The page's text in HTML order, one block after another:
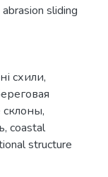
sliding
схили,
,
, coastal
structure